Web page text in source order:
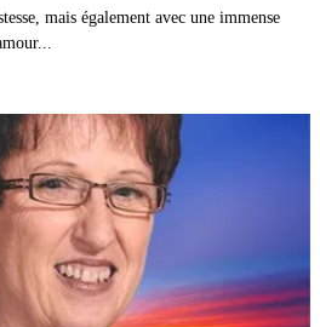
mais également avec une immense